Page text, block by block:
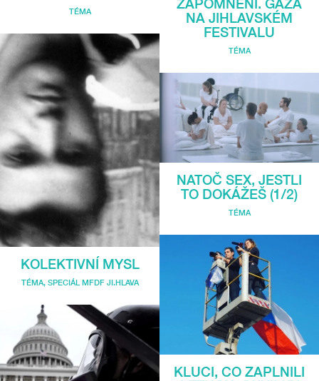
TÉMA
KOLEKTIVNÍ MYSL
TÉMA, SPECIÁL MFDF JI.HLAVA
ZAPOMNĚNÍ. GAZA
NA JIHLAVSKÉM
FESTIVALU
TÉMA
NATOČ SEX, JESTLI
TO DOKÁŽEŠ (1/2)
TÉMA
KLUCI, CO ZAPLNILI